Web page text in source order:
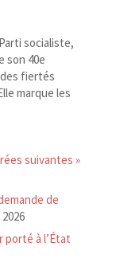
socialiste,
son 40e
des fiertés
marque les
suivantes »
de
à l’État